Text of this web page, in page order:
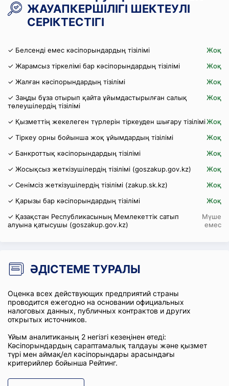
ЖАУАПКЕРШІЛІГІ ШЕКТЕУЛІ
СЕРІКТЕСТІГІ
✓ Белсенді емес кәсіпорындардың тізілімі
Жоқ
✓ Жарамсыз тіркелімі бар кәсіпорындардың тізілімі
Жоқ
✓ Жалған кәсіпорындардың тізілімі
Жоқ
✓ Заңды бұза отырып қайта ұйымдастырылған салық
төлеушілердің тізілімі
Жоқ
✓ Қызметтің жекелеген түрлерін тіркеуден шығару тізіліміЖоқ
✓ Тіркеу орны бойынша жоқ ұйымдардың тізілімі
Жоқ
✓ Банкроттық кәсіпорындардың тізілімі
Жоқ
✓ Жосықсыз жеткізушілердің тізілімі (goszakup.gov.kz)
Жоқ
✓ Сенімсіз жеткізушілердің тізілімі (zakup.sk.kz)
Жоқ
✓ Қарызы бар кәсіпорындардың тізілімі
Жоқ
✓ Қазақстан Республикасының Мемлекеттік сатып
алуына қатысушы (goszakup.gov.kz)
Мүше
емес
ӘДІСТЕМЕ ТУРАЛЫ
Оценка всех действующих предприятий страны
проводится ежегодно на основании официальных
налоговых данных, публичных контрактов и других
открытых источников.
Ұйым аналитиканың 2 негізгі кезеңінен өтеді:
Кәсіпорындардың сараптамалық талдауы және қызмет
түрі мен аймақ/ел кәсіпорындары арасындағы
критерийлер бойынша Рейтинг.